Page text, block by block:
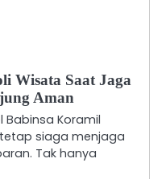
Wisata Saat Jaga
Aman
Babinsa Koramil
siaga menjaga
Tak hanya